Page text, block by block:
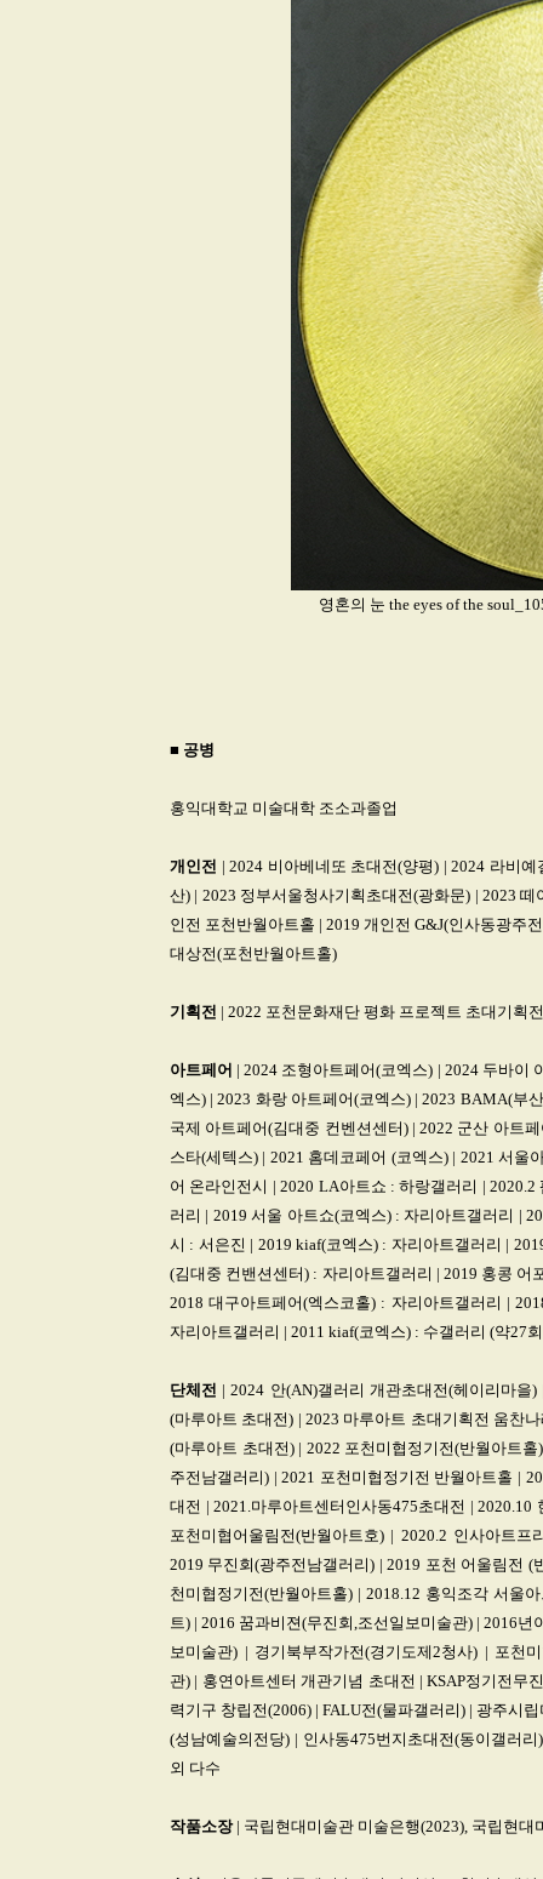
영혼의 눈 the eyes of the
■ 공병
홍익대학교 미술대학 조소과졸업
개인전 | 2024 비아베네또 초대전(양평) | 2024 라비
산) | 2023 정부서울청사기획초대전(광화문) | 2023
인전 포천반월아트홀 | 2019 개인전 G&J(인사동광주
대상전(포천반월아트홀)
기획전 | 2022 포천문화재단 평화 프로젝트 초대기획
아트페어 | 2024 조형아트페어(코엑스) | 2024 두바이
엑스) | 2023 화랑 아트페어(코엑스) | 2023 BAMA(부
국제 아트페어(김대중 컨벤션센터) | 2022 군산 아트
스타(세텍스) | 2021 홈데코페어 (코엑스) | 2021 서
어 온라인전시 | 2020 LA아트쇼 : 하랑갤러리 |
러리 | 2019 서울 아트쇼(코엑스) : 자리아트갤러리 |
시 : 서은진 | 2019 kiaf(코엑스) : 자리아트갤러리 |
(김대중 컨밴션센터) : 자리아트갤러리 | 2019 홍콩
2018 대구아트페어(엑스코홀) : 자리아트갤러리 |
자리아트갤러리 | 2011 kiaf(코엑스) : 수갤러리 (약27
단체전 | 2024 안(AN)갤러리 개관초대전(헤이리마
(마루아트 초대전) | 2023 마루아트 초대기획전 움찬
(마루아트 초대전) | 2022 포천미협정기전(반월아트
주전남갤러리) | 2021 포천미협정기전 반월아트홀 |
대전 | 2021.마루아트센터인사동475초대전 |
포천미협어울림전(반월아트호) | 2020.2 인사아트
2019 무진회(광주전남갤러리) | 2019 포천 어울림전
천미협정기전(반월아트홀) | 2018.12 홍익조각 서울
트) | 2016 꿈과비젼(무진회,조선일보미술관) | 2016
보미술관) | 경기북부작가전(경기도제2청사) | 포천
관) | 홍연아트센터 개관기념 초대전 | KSAP정기전무
력기구 창립전(2006) | FALU전(물파갤러리) | 광주시
(성남예술의전당) | 인사동475번지초대전(동이갤러
외 다수
작품소장| 국립현대미술관 미술은행(2023), 국립현대